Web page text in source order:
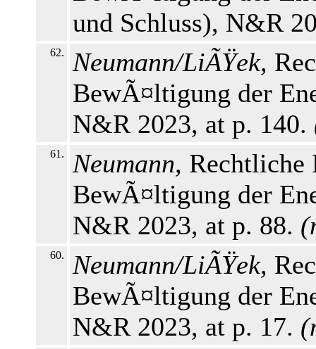
und Schluss), N&R
62. Neumann/LiÃŸek,
BewÃ¤ltigung der
N&R 2023, at p. 140.
61. Neumann, Rechtliche
BewÃ¤ltigung der
N&R 2023, at p. 88. (
60. Neumann/LiÃŸek,
BewÃ¤ltigung der
N&R 2023, at p. 17. (